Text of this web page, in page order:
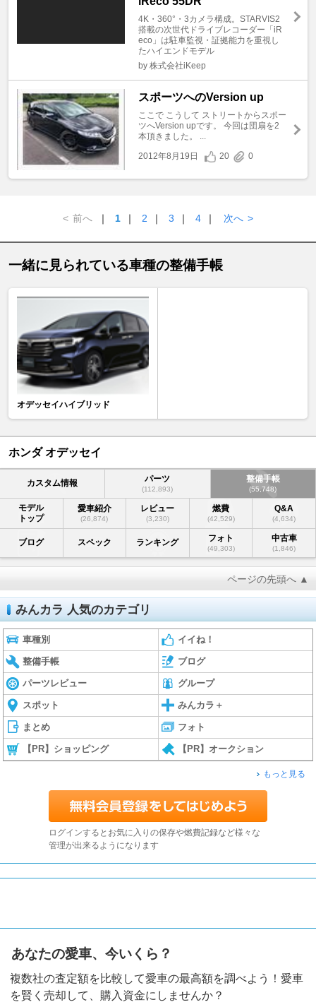
4K・360°・3カメラ構成。STARVIS2
搭載の次世代ドライブレコーダー「iR
eco」は駐車監視・証拠能力を重視し
たハイエンドモデル
by 株式会社iKeep
スポーツへのVersion up
ここで こうして ストリートからスポー
ツへVersion upです。 今回は団扇を2
本頂きました。 ...
2012年8月19日
20 0
< 前へ ｜ 1 ｜ 2 ｜ 3 ｜ 4 ｜ 次へ >
一緒に見られている車種の整備手帳
オデッセイハイブリッド
ホンダ オデッセイ
カスタム情報 パーツ
(112,893)
整備手帳
(55,748)
モデル
トップ
愛車紹介
(26,874)
レビュー
(3,230)
燃費
(42,529)
Q&A
(4,634)
ブログ スペック ランキング フォト
(49,303)
中古車
(1,846)
ページの先頭へ ▲
みんカラ 人気のカテゴリ
車種別 イイね！
整備手帳 ブログ
パーツレビュー グループ
スポット みんカラ＋
まとめ フォト
【PR】ショッピング 【PR】オークション
もっと見る
ログインするとお気に入りの保存や燃費記録など様々な
管理が出来るようになります
あなたの愛車、今いくら？
複数社の査定額を比較して愛車の最高額を調べよう！愛車
を賢く売却して、購入資金にしませんか？